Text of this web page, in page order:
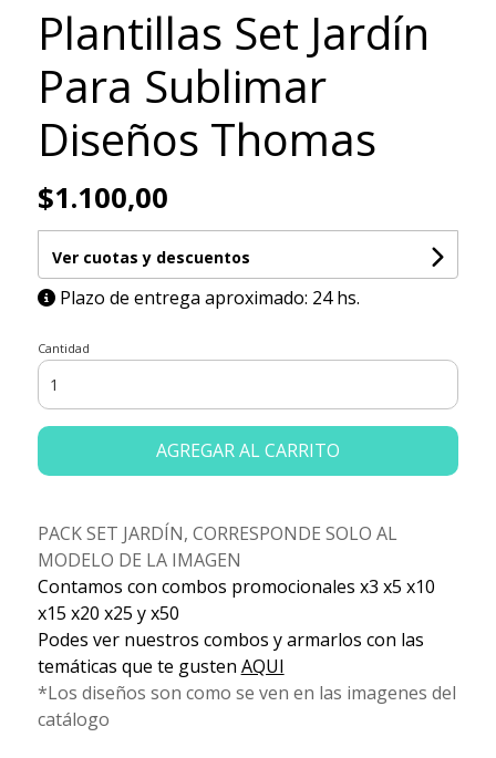
Plantillas Set Jardín
Para Sublimar
Diseños Thomas
$1.100,00
Ver cuotas y descuentos
Plazo de entrega aproximado: 24 hs.
Cantidad
AGREGAR AL CARRITO
PACK SET JARDÍN, CORRESPONDE SOLO AL
MODELO DE LA IMAGEN
Contamos con combos promocionales x3 x5 x10
x15 x20 x25 y x50
Podes ver nuestros combos y armarlos con las
temáticas que te gusten AQUI
*Los diseños son como se ven en las imagenes del
catálogo